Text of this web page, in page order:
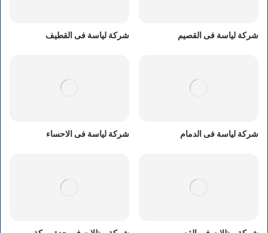
شركة لياسة فى القصيم شركة لياسة فى القطيف
شركة لياسة فى الدمام شركة لياسة فى الاحساء